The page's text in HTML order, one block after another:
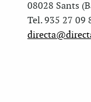
08028 Sants
Tel. 935 27 09